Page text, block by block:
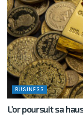
BUSINESS
L’or poursuit sa